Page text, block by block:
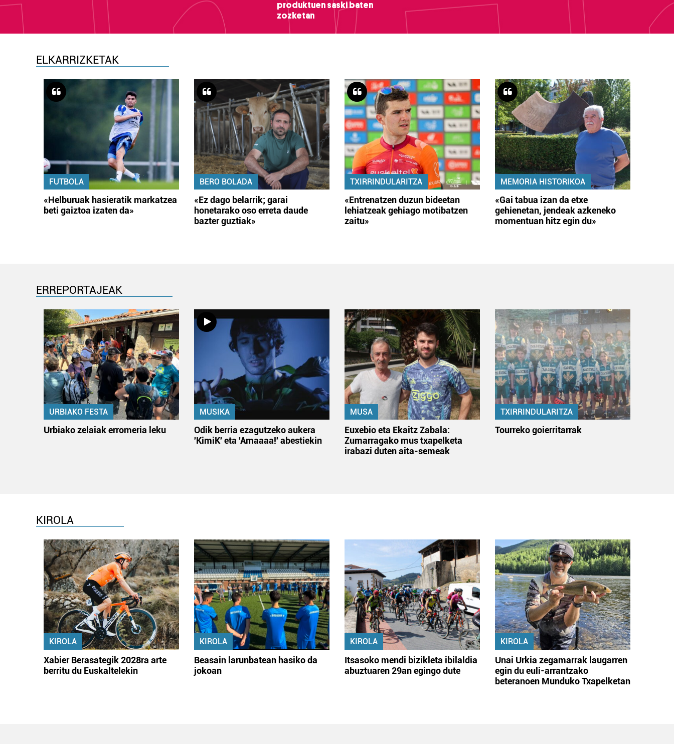
produktuen saski baten
zozketan
ELKARRIZKETAK
FUTBOLA
«Helburuak hasieratik markatzea
beti gaiztoa izaten da»
BERO BOLADA
«Ez dago belarrik; garai
honetarako oso erreta daude
bazter guztiak»
TXIRRINDULARITZA
«Entrenatzen duzun bideetan
lehiatzeak gehiago motibatzen
zaitu»
MEMORIA HISTORIKOA
«Gai tabua izan da etxe
gehienetan, jendeak azkeneko
momentuan hitz egin du»
ERREPORTAJEAK
URBIAKO FESTA
Urbiako zelaiak erromeria leku
MUSIKA
Odik berria ezagutzeko aukera
'KimiK' eta 'Amaaaa!' abestiekin
MUSA
Euxebio eta Ekaitz Zabala:
Zumarragako mus txapelketa
irabazi duten aita-semeak
TXIRRINDULARITZA
Tourreko goierritarrak
KIROLA
KIROLA
Xabier Berasategik 2028ra arte
berritu du Euskaltelekin
KIROLA
Beasain larunbatean hasiko da
jokoan
KIROLA
Itsasoko mendi bizikleta ibilaldia
abuztuaren 29an egingo dute
KIROLA
Unai Urkia zegamarrak laugarren
egin du euli-arrantzako
beteranoen Munduko Txapelketan